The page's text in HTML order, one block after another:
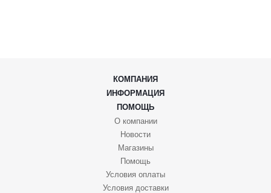
КОМПАНИЯ
ИНФОРМАЦИЯ
ПОМОЩЬ
О компании
Новости
Магазины
Помощь
Условия оплаты
Условия доставки